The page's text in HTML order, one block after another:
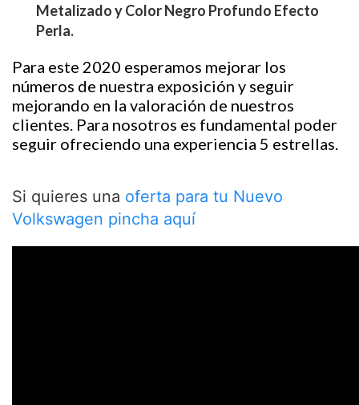
Metalizado y Color Negro Profundo Efecto
Perla.
Para este 2020 esperamos mejorar los
números de nuestra exposición y seguir
mejorando en la valoración de nuestros
clientes. Para nosotros es fundamental poder
seguir ofreciendo una experiencia 5 estrellas.
Si quieres una oferta para tu Nuevo
Volkswagen pincha aquí